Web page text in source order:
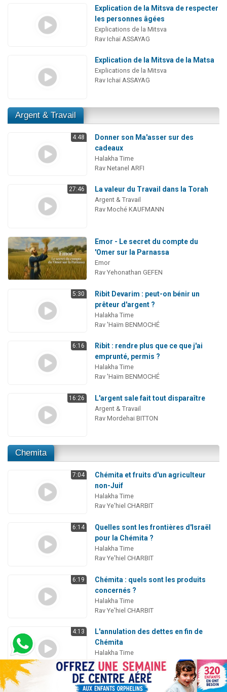
Explication de la Mitsva de respecter
les personnes âgées
Explications de la Mitsva
Rav Ichaï ASSAYAG
Explication de la Mitsva de la Matsa
Explications de la Mitsva
Rav Ichaï ASSAYAG
Argent & Travail
4:48
Donner son Ma'asser sur des
cadeaux
Halakha Time
Rav Netanel ARFI
27:46 La valeur du Travail dans la Torah
Argent & Travail
Rav Moché KAUFMANN
Emor - Le secret du compte du
'Omer sur la Parnassa
Emor
Rav Yehonathan GEFEN
5:30
Ribit Devarim : peut-on bénir un
prêteur d'argent ?
Halakha Time
Rav 'Haïm BENMOCHÉ
6:16
Ribit : rendre plus que ce que j'ai
emprunté, permis ?
Halakha Time
Rav 'Haïm BENMOCHÉ
16:26 L'argent sale fait tout disparaître
Argent & Travail
Rav Mordehai BITTON
Chemita
7:04
Chémita et fruits d'un agriculteur
non-Juif
Halakha Time
Rav Ye'hiel CHARBIT
6:14
Quelles sont les frontières d'Israël
pour la Chémita ?
Halakha Time
Rav Ye'hiel CHARBIT
6:19
Chémita : quels sont les produits
concernés ?
Halakha Time
Rav Ye'hiel CHARBIT
4:13
L'annulation des dettes en fin de
Chémita
Halakha Time
Rav Mickaël COHEN
6:53
Peut-on arroser son jardin pendant